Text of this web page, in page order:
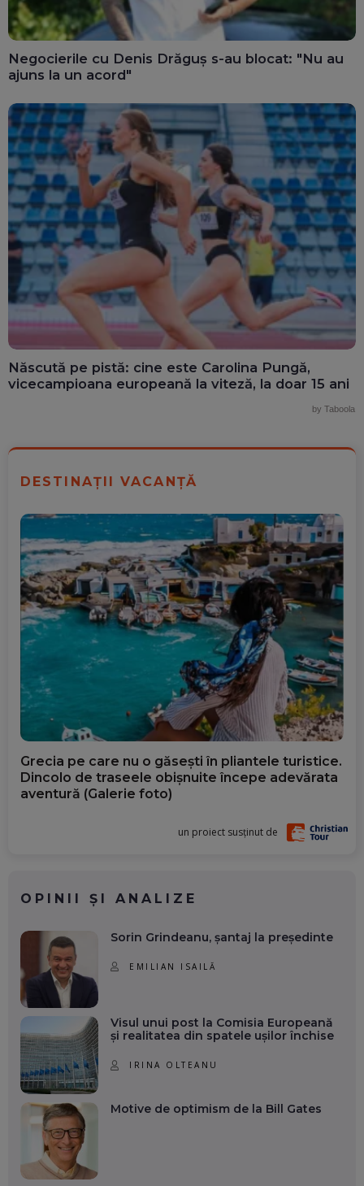
Negocierile cu Denis Drăguș s-au blocat: "Nu au
ajuns la un acord"
Născută pe pistă: cine este Carolina Pungă,
vicecampioana europeană la viteză, la doar 15 ani
by Taboola
DESTINAȚII VACANȚĂ
Grecia pe care nu o găsești în pliantele turistice.
Dincolo de traseele obișnuite începe adevărata
aventură (Galerie foto)
un proiect susținut de
OPINII ȘI ANALIZE
Sorin Grindeanu, șantaj la președinte
EMILIAN ISAILĂ
Visul unui post la Comisia Europeană
și realitatea din spatele ușilor închise
IRINA OLTEANU
Motive de optimism de la Bill Gates